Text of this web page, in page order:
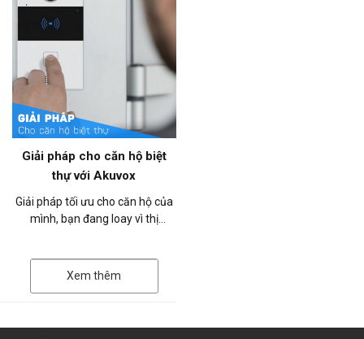
Giải pháp cho căn hộ biệt
thự với Akuvox
Giải pháp tối ưu cho căn hộ của
mình, bạn đang loay vì thị
Xem thêm